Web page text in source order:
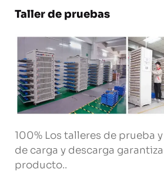
Taller de pruebas
100% Los talleres de prueba
de carga y descarga
producto..